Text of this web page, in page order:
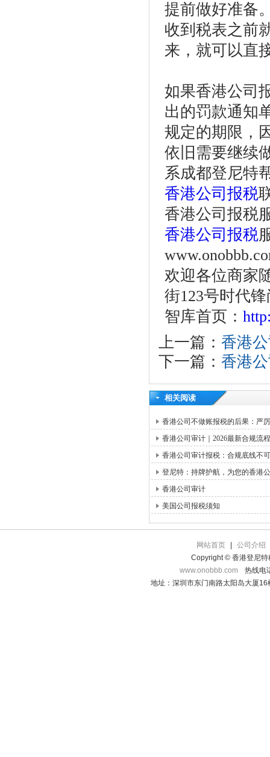
提前做好准备
收到税表之前
来，就可以直
如果香港公司
出的罚款通知
规定的期限，
依旧需要继续
系成都登尼特
香港公司报税
香港公司报税
香港公司报税
欢迎各位商家
街123号时代锋
智库首页：
上一篇： 香港
下一篇： 香港
相关阅读
香港公司不做账报税的后果：严
香港公司审计｜2026最新合规流
香港公司审计报税：合规底线不
登尼特：持牌护航，为您的香港
香港公司审计
美国公司报税须知
网站首页
公司介绍
Copyright © 香港登尼特
www.onobbb.com
热线电
地址：深圳市东门南路太阳岛大厦